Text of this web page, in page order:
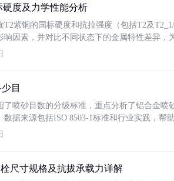
硬度及力学性能分析
T2紫铜的国标硬度和抗拉强度（包括T2及
响因素，并对比不同状态下的金属特性差异，
目
了喷砂目数的分级标准，重点分析了铝合金喷
数据来源包括ISO 8503-1标准和行业实践，帮
尺寸规格及抗拔承载力详解